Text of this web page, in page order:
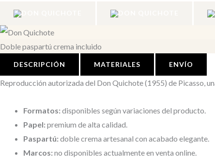
Doble paspartú crema incluido
DESCRIPCIÓN MATERIALES ENVÍO
Reproducción autorizada del Don Quichote (1955) de Picasso,
Formatos: disponibles según variaciones del producto.
Papel: premium de alta calidad.
Paspartú: doble crema artesanal con acabado elegante.
Marcos: no disponibles actualmente en venta online.